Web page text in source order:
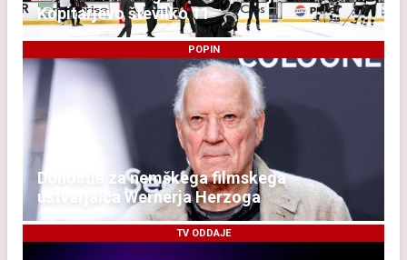
Kopitarjevo številko 11
POPIN
Donostia za nemškega filmskega
ustvarjalca Wernerja Herzoga
TV ODDAJE